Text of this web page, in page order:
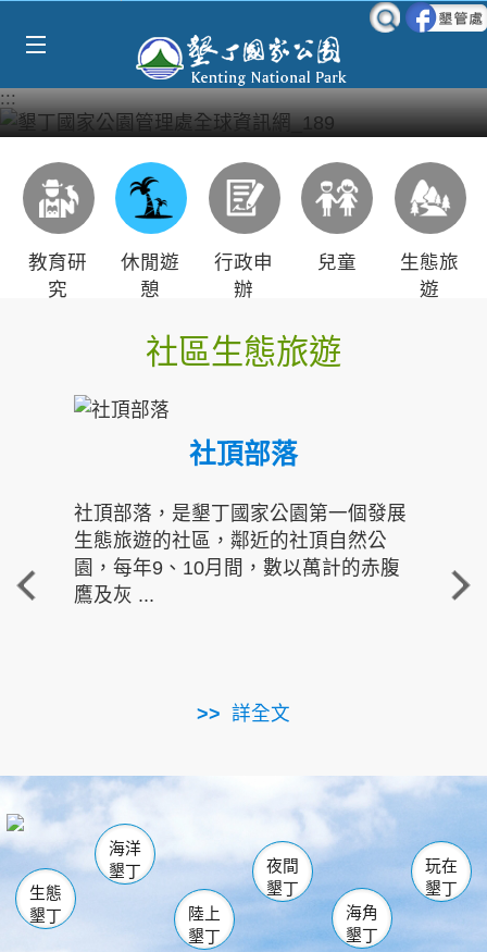
:::
教育研
究
休閒遊
憩
行政申
辦
兒童
生態旅
遊
社區生態旅遊
社頂部落
社頂部落，是墾丁國家公園第一個發展
生態旅遊的社區，鄰近的社頂自然公
園，每年9、10月間，數以萬計的赤腹
鷹及灰 ...
詳全文
重
走進
南仁湖
海生館
恆春 佳樂水
龍鑾潭自然中心 森林遊樂區
瓊麻館
關山 墾管處遊客中心
社頂公園 風吹沙
船帆石
白砂 龍磐公園
香蕉灣
砂島
鵝鑾鼻
生態
墾丁
海洋
墾丁
陸上
墾丁
夜間
墾丁
海角
墾丁
玩在
墾丁